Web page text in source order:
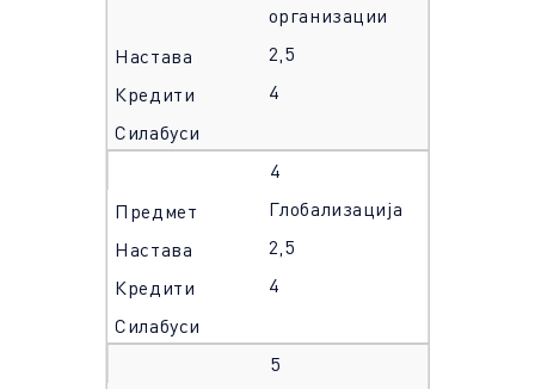
организации
2,5
4
4
Глобализација
2,5
4
5